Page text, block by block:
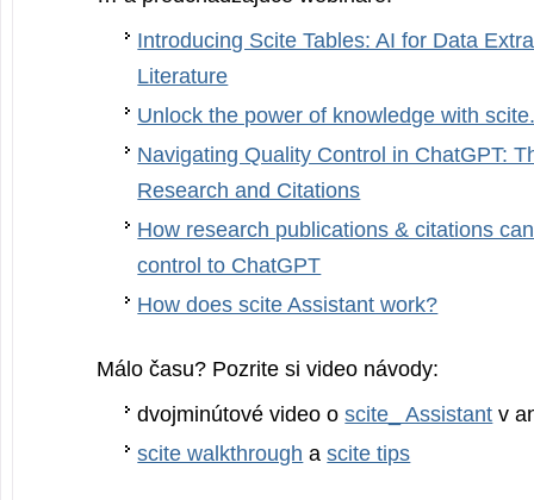
Introducing Scite Tables: AI for Data
Literature
Unlock the power of knowledge with
Navigating Quality Control in ChatGPT:
Research and Citations
How research publications & citations
control to ChatGPT
How does scite Assistant work?
Málo času? Pozrite si video návody:
dvojminútové video oscite_ Assistant v
scite walkthrough ascite tips